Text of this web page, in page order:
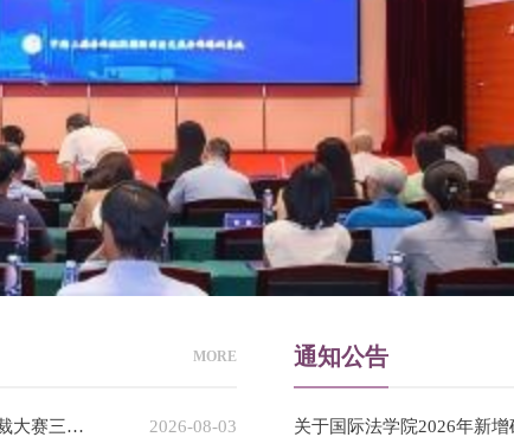
MORE
我校代表队荣获FDI Moot Shenzhen 2026国际投资模拟仲裁大赛三等奖
2026-08-03
通知公告